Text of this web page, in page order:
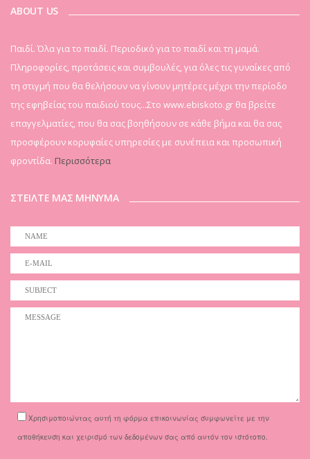
ABOUT US
Παιδί. Όλα για το παιδί. Περιοδικό για το παιδί και τη μαμά.
Πληροφορίες, προτάσεις και συμβουλές, για όλες τις γυναίκες από
τη στιγμή που θα θελήσουν να γίνουν μητέρες μέχρι την περίοδο
της εφηβείας του παιδιού τους...Στο www.ebiskoto.gr θα βρείτε
επαγγελματίες, που θα σας βοηθήσουν σε κάθε βήμα και θα σας
προσφέρουν κορυφαίες υπηρεσίες με συνέπεια και προσωπική
φροντίδα. Περισσότερα
ΣΤΕΙΛΤΕ ΜΑΣ ΜΗΝΥΜΑ
Χρησιμοποιώντας αυτή τη φόρμα επικοινωνίας συμφωνείτε με την
αποθήκευση και χειρισμό των δεδομένων σας από αυτόν τον ιστότοπο.